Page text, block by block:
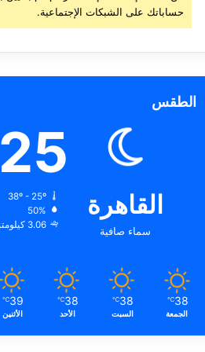
حساباتك على الشبكات الإجتماعية.
الطقس
القاهرة
سماء صافية
25
38º - 25º
50%
3.06 كيلومتر/ساعة
38
℃
الجمعة
38
℃
السبت
38
℃
الأحد
39
℃
الأثنين